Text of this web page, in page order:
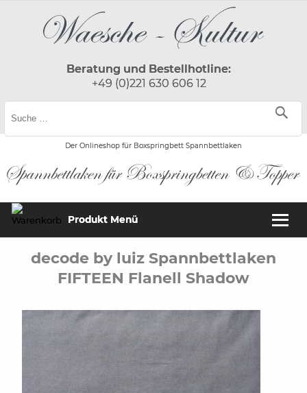
Beratung und Bestellhotline:
+49 (0)221 630 606 12
Der Onlineshop für Boxspringbett Spannbettlaken
Produkt Menü
decode by luiz Spannbettlaken
FIFTEEN Flanell Shadow